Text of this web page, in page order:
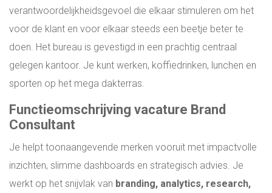
INTERNATIONALE DIRECTIE VACATURES
WERKEN OP SINT MAARTEN WERKEN OP
DE ANTILLEN
ONLINE ASSESSMENT
MANAGER & TEAM XLERATOR
VACATURES
verantwoordelijkheidsgevoel die elkaar stimuleren om het
voor de klant en voor elkaar steeds een beetje beter te
doen. Het bureau is gevestigd in een prachtig centraal
gelegen kantoor. Je kunt werken, koffiedrinken, lunchen en
sporten op het mega dakterras.
Functieomschrijving vacature Brand
Consultant
Je helpt toonaangevende merken vooruit met impactvolle
inzichten, slimme dashboards en strategisch advies. Je
werkt op het snijvlak van branding, analytics, research,